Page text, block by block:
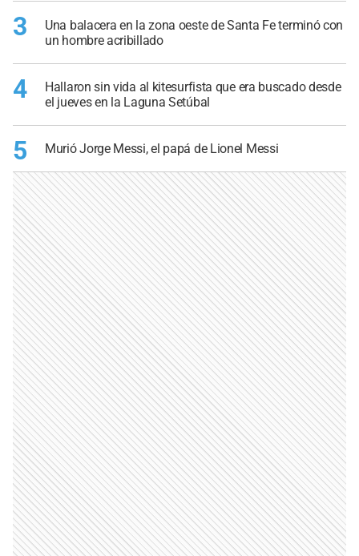
3
Una balacera en la zona oeste de Santa Fe terminó con
un hombre acribillado
4
Hallaron sin vida al kitesurfista que era buscado desde
el jueves en la Laguna Setúbal
5 Murió Jorge Messi, el papá de Lionel Messi